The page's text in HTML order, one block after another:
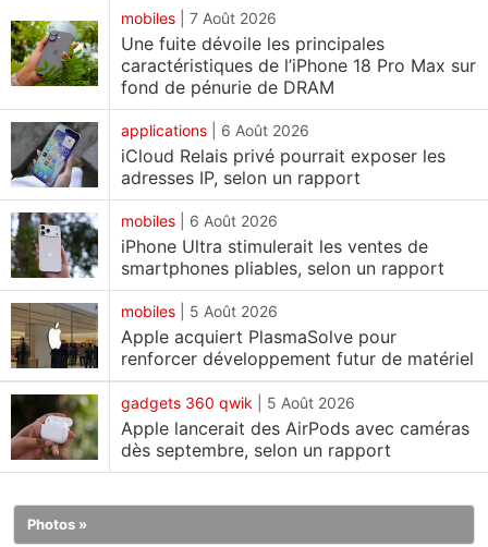
possibles retards de production dus à des
problèmes spécifiques liés à la charnière. Toutefois,
un nouveau rapport indique que, même si le géant
technologique de Cupertino pourrait dévoiler
l'appareil en même temps que ses prochains
modèles au format monobloc (« candybar »)
classique, la commercialisation de l'iPhone Ultra
interviendrait probablement plus tard que prévu
initialement.
La commercialisation de l'iPhone Ultra pourrait être
retardée
Ming-Chi Kuo, analyste chez TF International
Securities, explique que l'iPhone Ultra suivra un
cycle de commercialisation similaire à celui de
l'iPhone X. Lancé en 2017 avec une refonte majeure,
réduisant les bordures supérieure et inférieure. Ces
« innovations technologiques clés et arguments de
mobiles 7 Août 2026
Une fuite dévoile les principales
caractéristiques de l’iPhone 18 Pro Max sur
fond de pénurie de DRAM
applications 6 Août 2026
iCloud Relais privé pourrait exposer les
adresses IP, selon un rapport
mobiles 6 Août 2026
iPhone Ultra stimulerait les ventes de
smartphones pliables, selon un rapport
mobiles 5 Août 2026
Apple acquiert PlasmaSolve pour
renforcer développement futur de matériel
gadgets 360 qwik 5 Août 2026
Apple lancerait des AirPods avec caméras
dès septembre, selon un rapport
Photos »